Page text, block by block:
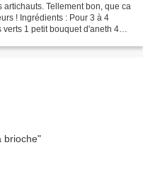
artichauts. Tellement bon, que ca
! Ingrédients : Pour 3 à 4
1 petit bouquet d'aneth 400